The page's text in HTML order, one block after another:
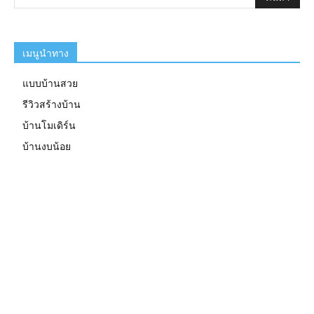
เมนูนำทาง
แบบบ้านสวย
รีวิวสร้างบ้าน
บ้านโมเดิร์น
บ้านงบน้อย